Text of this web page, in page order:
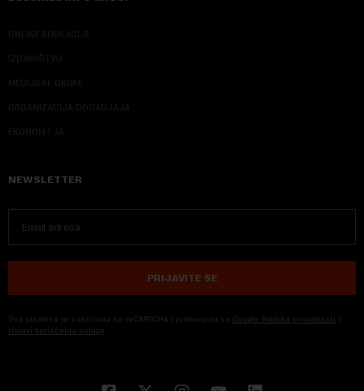
ONLINE EDUKACIJE
IZDAVAŠTVO
MEDIJSKE OBUKE
ORGANIZACIJA DOGADJAJA
EKONOM I JA
NEWSLETTER
PRIJAVITE SE
Ova stranica je zaštićena sa reCAPTCHA i primenjuju se Google Politika privatnosti i
Uslovi korišćenja usluge